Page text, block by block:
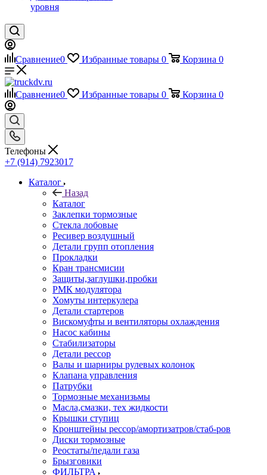
уровня
Сравнение0 Избранные товары 0 Корзина 0
Сравнение0 Избранные товары 0 Корзина 0
Телефоны
+7 (914) 7923017
Каталог
Назад
Каталог
Заклепки тормозные
Стекла лобовые
Ресивер воздушный
Детали групп отопления
Прокладки
Кран трансмисии
Защиты,заглушки,пробки
РМК модулятора
Хомуты интеркулера
Детали стартеров
Вискомуфты и вентиляторы охлаждения
Насос кабины
Стабилизаторы
Детали рессор
Валы и шарниры рулевых колонок
Клапана управления
Патрубки
Тормозные механизьмы
Масла,смазки, тех жидкости
Крышки ступиц
Кронштейны рессор/амортизатров/стаб-ров
Диски тормозные
Реостаты/педали газа
Брызговики
ФИЛЬТРА